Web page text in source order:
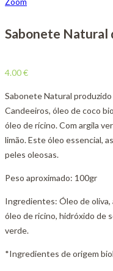
Sabonete Natural
4.00€
Sabonete Natural
Candeeiros, óleo de coco
óleo de rícino. Com argila
limão. Este óleo essencial,
peles oleosas.
Peso aproximado: 100gr
Ingredientes: Óleo de oliva,
óleo de ricino, hidróxido de
verde.
*Ingredientes de origem